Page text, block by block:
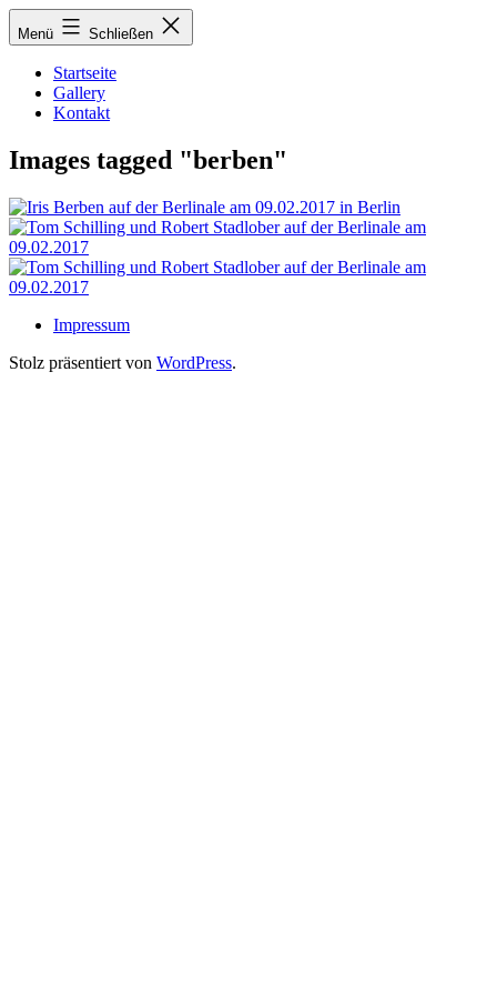
Zum
Inhalt
Menü Schließen
Startseite
Gallery
Kontakt
Images tagged "berben"
Impressum
Stolz präsentiert von WordPress.